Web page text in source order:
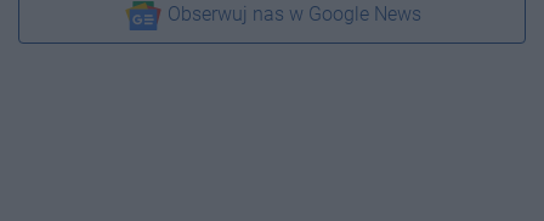
Obserwuj nas w Google News